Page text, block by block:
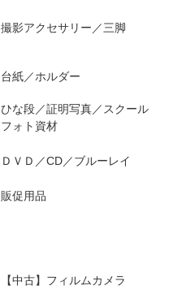
撮影アクセサリー／三脚
台紙／ホルダー
ひな段／証明写真／スクール
フォト資材
ＤＶＤ／CD／ブルーレイ
販促用品
【中古】フィルムカメラ